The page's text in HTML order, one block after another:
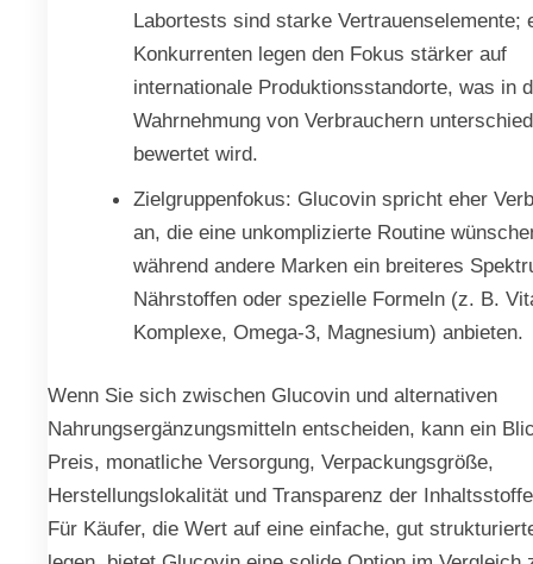
Labortests sind starke Vertrauenselemente;
Konkurrenten legen den Fokus stärker auf
internationale Produktionsstandorte, was in
Wahrnehmung von Verbrauchern
bewertet wird.
Zielgruppenfokus: Glucovin spricht eher
an, die eine unkomplizierte Routine
während andere Marken ein breiteres
Nährstoffen oder spezielle Formeln (z. B.
Komplexe, Omega-3, Magnesium) anbieten.
Wenn Sie sich zwischen Glucovin und alternativen
Nahrungsergänzungsmitteln entscheiden, kann ein
Preis, monatliche Versorgung, Verpackungsgröße,
Herstellungslokalität und Transparenz der
Für Käufer, die Wert auf eine einfache, gut